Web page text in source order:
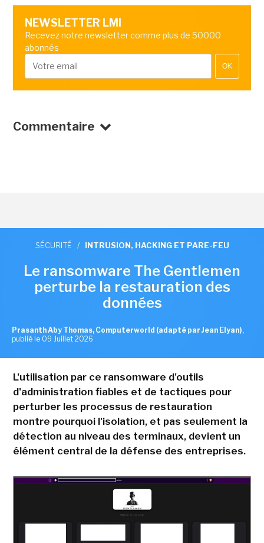
NEWSLETTER LMI
Recevez notre newsletter comme plus de 50000
abonnés
OK
Commentaire
SÉCURITÉ / INTRUSION, HACKING ET PARE-FEU
Le ransomware The Gentlemen
perturbe la restauration des
données
Prasanth Aby Thomas, Computerworld (adapté par Jean Elyan) ,
publié le 09 Juillet 2026
L'utilisation par ce ransomware d'outils
d'administration fiables et de tactiques pour
perturber les processus de restauration
montre pourquoi l'isolation, et pas seulement la
détection au niveau des terminaux, devient un
élément central de la défense des entreprises.